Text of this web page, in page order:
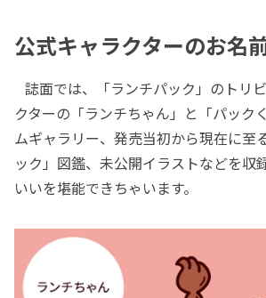
公式キャラクターのお名
誌面では、「ランチパック」のトリ
クターの「ランチちゃん」と「パック
ムギャラリー、発売当初から現在に至
ック」図鑑、未公開イラストなどを収
いいを堪能できちゃいます。